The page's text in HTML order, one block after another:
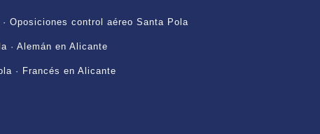
· Oposiciones control aéreo Santa Pola
· Alemán en Alicante
· Francés en Alicante